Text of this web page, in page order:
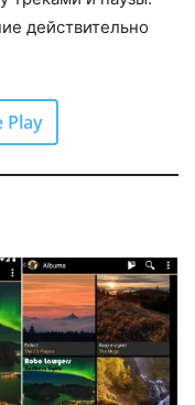
действительно
Play